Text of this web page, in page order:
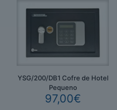
YSG/200/DB1 Cofre de Hotel
Pequeno
97,00€